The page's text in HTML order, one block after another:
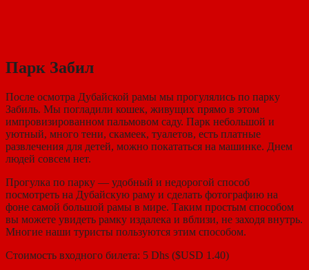
Парк Забил
После осмотра Дубайской рамы мы прогулялись по парку
Забиль. Мы погладили кошек, живущих прямо в этом
импровизированном пальмовом саду. Парк небольшой и
уютный, много тени, скамеек, туалетов, есть платные
развлечения для детей, можно покататься на машинке. Днем
людей совсем нет.
Прогулка по парку — удобный и недорогой способ
посмотреть на Дубайскую раму и сделать фотографию на
фоне самой большой рамы в мире. Таким простым способом
вы можете увидеть рамку издалека и вблизи, не заходя внутрь.
Многие наши туристы пользуются этим способом.
Стоимость входного билета: 5 Dhs ($USD 1.40)